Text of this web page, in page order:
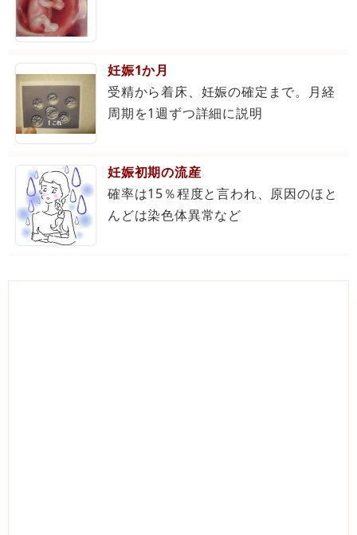
妊娠1か月
受精から着床、妊娠の確定まで。月経
周期を1週ずつ詳細に説明
妊娠初期の流産
確率は15％程度と言われ、原因のほと
んどは染色体異常など